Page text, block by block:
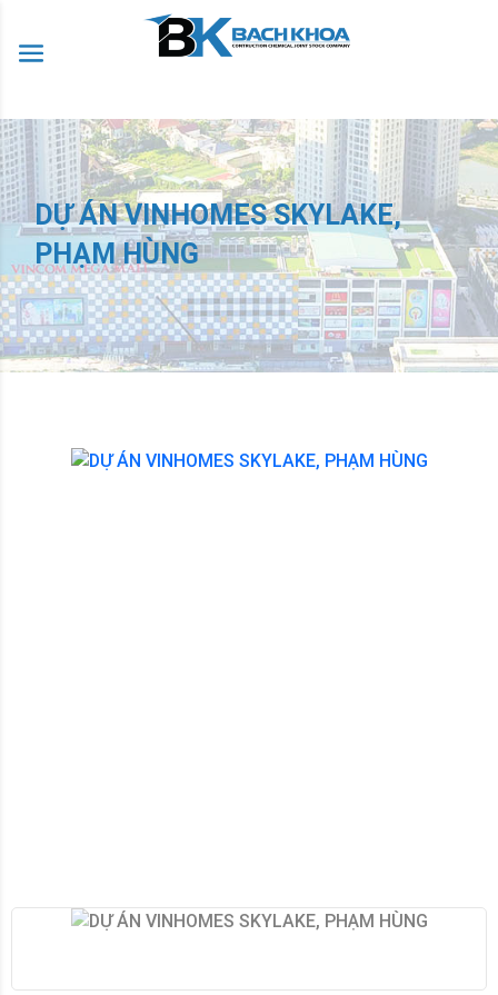
DỰ ÁN VINHOMES SKYLAKE,
PHẠM HÙNG